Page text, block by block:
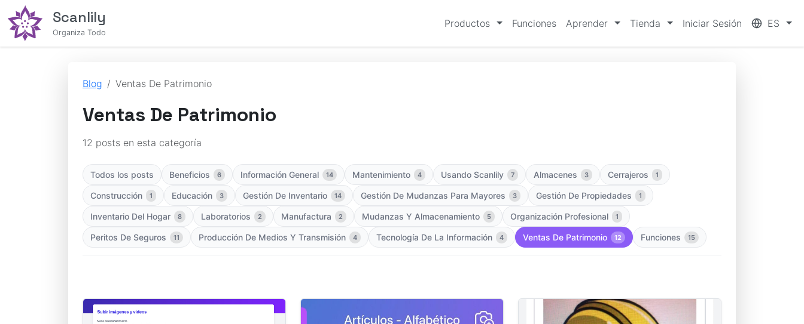
Scanlily
Organiza Todo
Productos Funciones Aprender Tienda Iniciar Sesión ES
Blog Ventas De Patrimonio
Ventas De Patrimonio
12 posts en esta categoría
Todos los posts Beneficios 6 Información General 14 Mantenimiento 4 Usando Scanlily 7 Almacenes 3 Cerrajeros 1
Construcción 1 Educación 3 Gestión De Inventario 14 Gestión De Mudanzas Para Mayores 3 Gestión De Propiedades 1
Inventario Del Hogar 8 Laboratorios 2 Manufactura 2 Mudanzas Y Almacenamiento 5 Organización Profesional 1
Peritos De Seguros 11 Producción De Medios Y Transmisión 4 Tecnología De La Información 4 Ventas De Patrimonio 12 Funciones 15